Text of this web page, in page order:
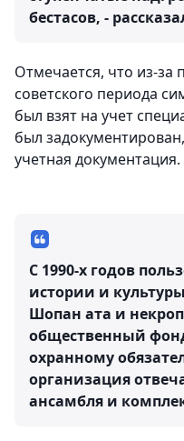
бестасов, -
Отмечается, что из-за
советского периода
был взят на учет
был
учетная документация.
С 1990-х годов
истории и
Шопан ата и
общественный
охранному
организация
ансамбля и